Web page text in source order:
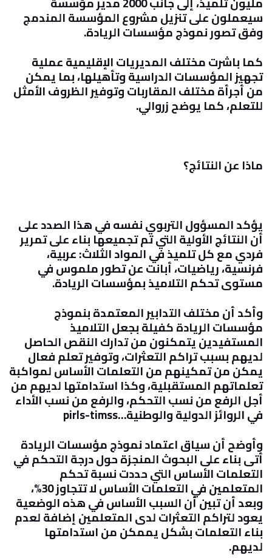
سيعملون على تنزيل مشروع المؤسسة المندمج
وفق تصور نموذج مؤسسات الريادة.
كما باشرت مختلف المديريات الإقليمية عملية
تجهيز المؤسسات الدراسية وتأهيلها، بما يمكن
من أجرأة مختلف المقاربات وتوفير الظروف الأمثل
للتعلم، كما يوضح زروالي.
ماذا عن النتائج؟
يؤكد المسؤول التربوي نفسه في هذا الصدد على
أن النتائج الأولية التي تم تجميعها بناء على تمرير
فردي مع كل تلميذ في المواد الثلاث: عربية،
فرنسية، رياضيات، أبانت عن تطور ملموس في
مستوى تحكم التلاميذ بمؤسسات الريادة.
وأكد أن مختلف التدابير المعتمدة بنموذج
مؤسسات الريادة كفيلة بجعل التلاميذ
المستفيدين يتمكنون من تدارك النقص الحاصل
لديهم بسبب تراكم التعثرات، وتوفير تعلم فعال
يمكن من تمكينهم من التعلمات الأساس لمواكبة
تعلماتهم المستقبلية، وكذا استدامتها لديهم من
أجل الرفع من نسب التحكم، والرفع من نسب الأداء
في الروائز الدولية والوطنيةpirls-timss…
وأوضح أن سياق اعتماد نموذج مؤسسات الريادة
أتى بناء على البحوث المنجزة حول درجة التحكم في
التعلمات الأساس التي حددت نسبة تحكم
المتعلمين في التعلمات الأساس لا تتجاوز 30%،
وبعد أن تبين أن السبب الأساس في هذه الوضعية
يعود لتراكم التعثرات لدى المتعلمين إضافة لعدم
بناء التعلمات بشكل يممكن من استدامتها
لديهم.